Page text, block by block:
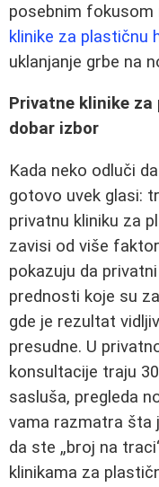
posebnim
klinike za plastičnu
uklanjanje grbe na
Privatne klinike
dobar izbor
Kada neko odluči
gotovo uvek glasi:
privatnu kliniku za
zavisi od više
pokazuju da
prednosti koje su
gde je rezultat
presudne. U
konsultacije traju
sasluša, pregleda
vama razmatra šta
da ste „broj na
klinikama za